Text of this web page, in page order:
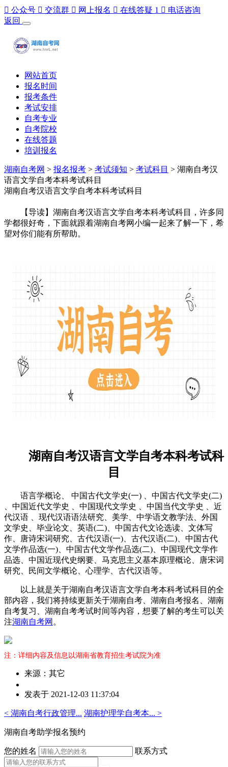
 公众号  交流群  网上报名  在线答疑 1  电话咨询
返回
网站首页
报名时间
报考条件
考试安排
自考专业
自考院校
在线答题
培训报名
湖南自考网 > 报名报考 > 考试须知 > 考试科目 > 湖南自考汉
语言文学自考本科考试科目
湖南自考汉语言文学自考本科考试科目
【导读】湖南自考汉语言文学自考本科考试科目，许多同
学都很好奇，下面就跟着湖南自考网小编一起来了解一下，希
望对你们能有所帮助。
​湖南自考汉语言文学自考本科考试科
目
语言学概论、 中国古代文学史(一) 、中国古代文学史(二)
、中国近代文学史 、中国现代文学史 、中国当代文学史 、近
代汉语 、现代汉语语法研究、美学、中学语文教学法、外国
文学史、毕业论文、英语(二)、中国古代文论选读、文体写
作、唐诗宋词研究、古代汉语(一)、古代汉语(二)、中国古代
文学作品选(一)、中国古代文学作品选(二)、中国现代文学作
品选、中国近现代史纲要、马克思主义基本原理概论、唐宋词
研究、民间文学概论、心理学、古代汉语等。
以上就是关于湖南自考汉语言文学自考本科考试科目的全
部内容，我们将持续更新关于湖南自考、湖南自考报名、湖南
自考复习、湖南自考考试时间等内容，想要了解的考生可以关
注湖南自考网 。
注：详细内容及信息以湖南省教育招生考试院为准
来源：其它
者：
老
师
发表于 2021-12-03 11:37:04
< 湖南自考行政管理... 湖南护理学自考本... >
湖南自考助学报名预约
您的姓名 联系方式